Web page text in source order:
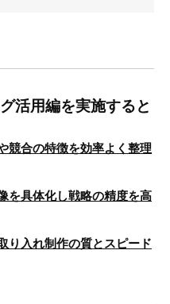
活用編を実施すると
競合の特徴を効率よく整理
を具体化し戦略の精度を高
り入れ制作の質とスピード